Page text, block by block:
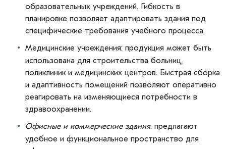
образовательных учреждений. Гибкость в
планировке позволяет адаптировать здания под
специфические требования учебного процесса.
Медицинские учреждения: продукция может быть
использована для строительства больниц,
поликлиник и медицинских центров. Быстрая сборка
и адаптивность помещений позволяют оперативно
реагировать на изменяющиеся потребности в
здравоохранении.
Офисные и коммерческие здания: предлагают
удобное и функциональное пространство для